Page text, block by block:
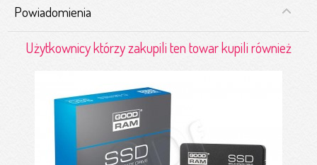
Powiadomienia
Użytkownicy którzy zakupili ten towar kupili również